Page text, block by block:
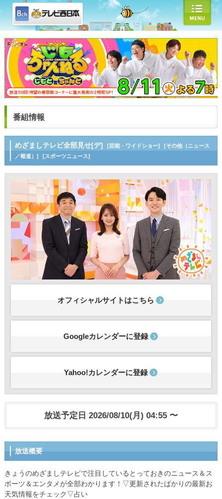
番組情報
めざましテレビ全部見せ[デ] [芸能・ワイドショー]
[その他（ニュース
／報道）]
[スポーツニュース]
オフィシャルサイトはこちら
Googleカレンダーに登録
Yahoo!カレンダーに登録
放送予定日 2026/08/10(月) 04:55 〜
放送概要
きょうのめざましテレビで注目しているとっておきのニュース＆ス
ポーツ＆エンタメが全部わかります！▽更新されたばかりの最新お
天気情報をチェック▽占い